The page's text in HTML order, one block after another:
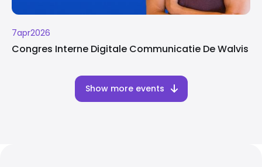
7apr2026
Congres Interne Digitale Communicatie De Walvis
Show more events